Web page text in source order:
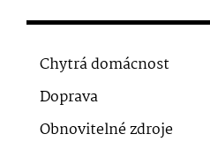
Chytrá domácnost
Doprava
Obnovitelné zdroje